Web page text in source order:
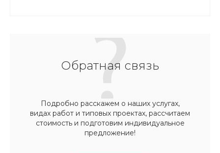
Обратная связь
Подробно расскажем о наших услугах,
видах работ и типовых проектах, рассчитаем
стоимость и подготовим индивидуальное
предложение!